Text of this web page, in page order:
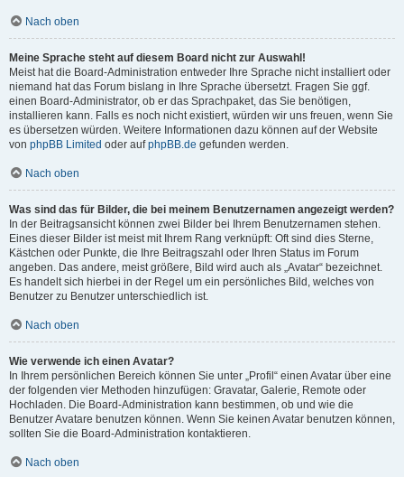
Nach oben
Meine Sprache steht auf diesem Board nicht zur Auswahl!
Meist hat die Board-Administration entweder Ihre Sprache nicht installiert oder
niemand hat das Forum bislang in Ihre Sprache übersetzt. Fragen Sie ggf.
einen Board-Administrator, ob er das Sprachpaket, das Sie benötigen,
installieren kann. Falls es noch nicht existiert, würden wir uns freuen, wenn Sie
es übersetzen würden. Weitere Informationen dazu können auf der Website
von phpBB Limited oder aufphpBB.de gefunden werden.
Nach oben
Was sind das für Bilder, die bei meinem Benutzernamen angezeigt werden?
In der Beitragsansicht können zwei Bilder bei Ihrem Benutzernamen stehen.
Eines dieser Bilder ist meist mit Ihrem Rang verknüpft: Oft sind dies Sterne,
Kästchen oder Punkte, die Ihre Beitragszahl oder Ihren Status im Forum
angeben. Das andere, meist größere, Bild wird auch als „Avatar“ bezeichnet.
Es handelt sich hierbei in der Regel um ein persönliches Bild, welches von
Benutzer zu Benutzer unterschiedlich ist.
Nach oben
Wie verwende ich einen Avatar?
In Ihrem persönlichen Bereich können Sie unter „Profil“ einen Avatar über eine
der folgenden vier Methoden hinzufügen: Gravatar, Galerie, Remote oder
Hochladen. Die Board-Administration kann bestimmen, ob und wie die
Benutzer Avatare benutzen können. Wenn Sie keinen Avatar benutzen können,
sollten Sie die Board-Administration kontaktieren.
Nach oben